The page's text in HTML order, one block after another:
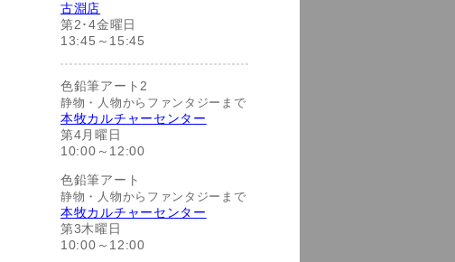
古淵店
第2･4金曜日
13:45～15:45
色鉛筆アート2
静物・人物からファンタジーまで
本牧カルチャーセンター
第4月曜日
10:00～12:00
色鉛筆アート
静物・人物からファンタジーまで
本牧カルチャーセンター
第3木曜日
10:00～12:00